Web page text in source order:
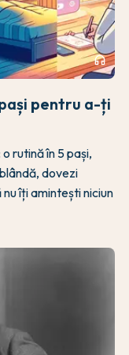
headphones
pentru a-ți
rutină în 5 pași,
dovezi
îți amintești niciun